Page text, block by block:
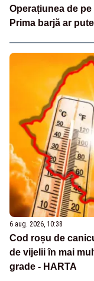
Operațiunea de
Prima barjă ar
6 aug. 2026, 10:38
Cod roșu de
de vijelii în mai
grade - HARTA